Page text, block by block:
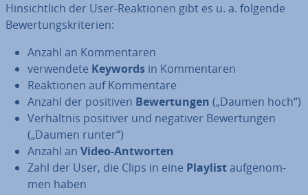
Hin­sicht­lich der User-Re­ak­tio­nen gibt es u. a. folgende
Be­wer­tungs­kri­te­ri­en:
Anzahl an Kom­men­ta­ren
ver­wen­de­te Keywords in Kom­men­ta­ren
Re­ak­tio­nen auf Kom­men­ta­re
Anzahl der positiven Be­wer­tun­gen („Daumen hoch“)
Ver­hält­nis positiver und negativer Be­wer­tun­gen
(„Daumen runter“)
Anzahl an Video-Antworten
Zahl der User, die Clips in eine Playlistauf­ge­nom­
men haben